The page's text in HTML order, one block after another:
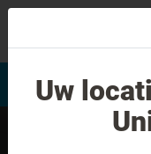
Αξιολόγηση
Uw